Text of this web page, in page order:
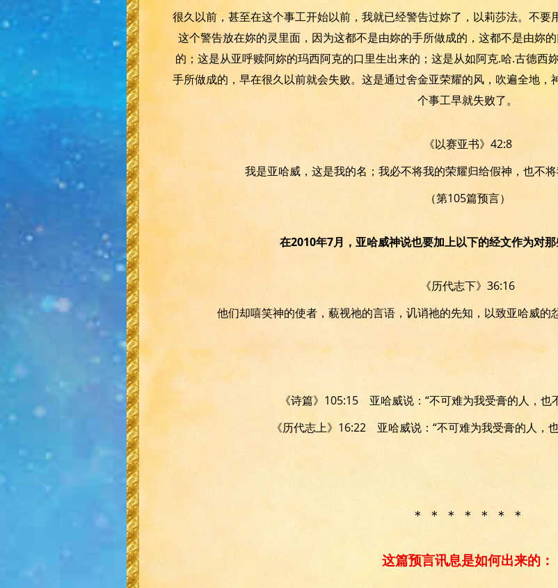
很久以前，甚至在这个事工开始以前，我就已经警告过妳了，以莉莎法。不
这个警告放在妳的灵里面，因为这都不是由妳的手所做成的，这都不是由妳
的；这是从亚呼赎阿妳的玛西阿克的口里生出来的；这是从如阿克.哈.古德西
手所做成的，早在很久以前就会失败。这是通过舍金亚荣耀的风，吹遍全地
个事工早就失败了。
《以赛亚书》42:8
我是亚哈威，这是我的名；我必不将我的荣耀归给假神，也不将
（第105篇预言）
在2010年7月，亚哈威神说也要加上以下的经文作为对那
《历代志下》36:16
他们却嘻笑神的使者，藐视祂的言语，讥诮祂的先知，以致亚哈威的
《诗篇》105:15 亚哈威说：“不可难为我受膏的人，也
《历代志上》16:22 亚哈威说：“不可难为我受膏的人，
＊ ＊ ＊ ＊ ＊ ＊ ＊
这篇预言讯息是如何出来的：